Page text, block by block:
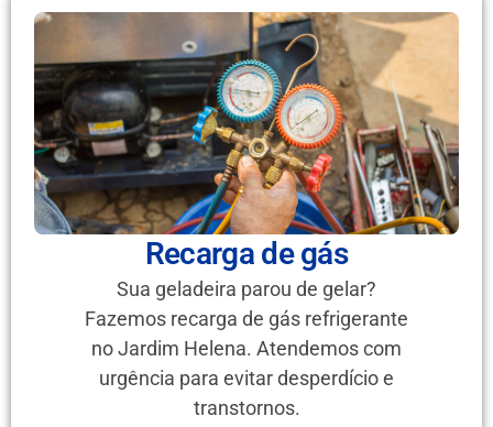
Recarga de gás
Sua geladeira parou de gelar?
Fazemos recarga de gás refrigerante
no Jardim Helena. Atendemos com
urgência para evitar desperdício e
transtornos.